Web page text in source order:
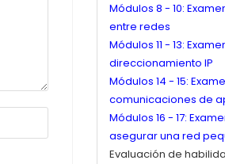
Módulos 8 - 10:
entre redes
Módulos 11 - 13:
direccionamiento IP
Módulos 14 - 15:
comunicaciones de
Módulos 16 - 17:
asegurar una red
Evaluación de